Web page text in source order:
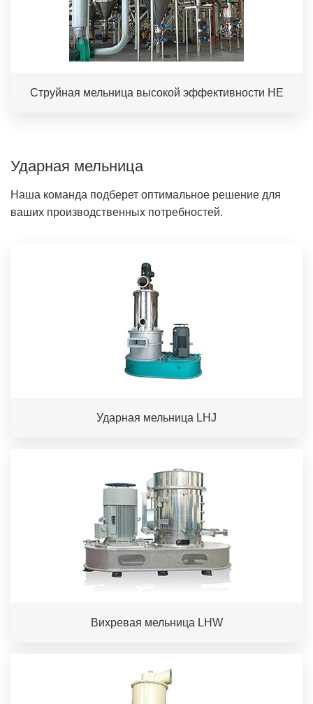
Струйная мельница высокой эффективности HE
Ударная мельница
Наша команда подберет оптимальное решение для
ваших производственных потребностей.
Ударная мельница LHJ
Вихревая мельница LHW